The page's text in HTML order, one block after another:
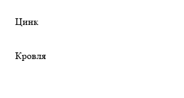
Цинк
Кровля